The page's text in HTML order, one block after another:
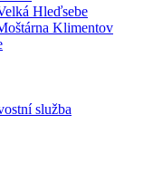
Hleďsebe
Klimentov
služba